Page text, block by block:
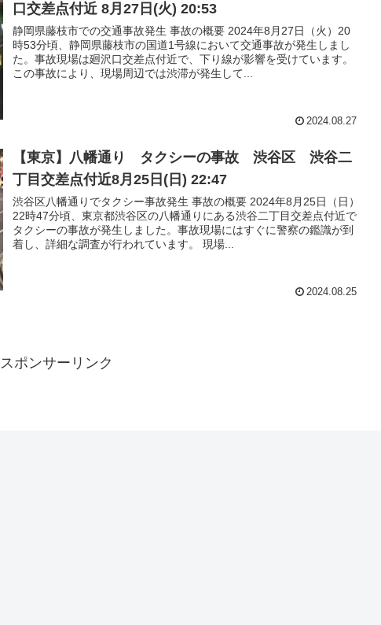
口交差点付近 8月27日(火) 20:53
静岡県藤枝市での交通事故発生 事故の概要 2024年8月27日（火）20
時53分頃、静岡県藤枝市の国道1号線において交通事故が発生しまし
た。事故現場は廻沢口交差点付近で、下り線が影響を受けています。
この事故により、現場周辺では渋滞が発生して...
2024.08.27
【東京】八幡通り タクシーの事故 渋谷区 渋谷二
丁目交差点付近8月25日(日) 22:47
渋谷区八幡通りでタクシー事故発生 事故の概要 2024年8月25日（日）
22時47分頃、東京都渋谷区の八幡通りにある渋谷二丁目交差点付近で
タクシーの事故が発生しました。事故現場にはすぐに警察の鑑識が到
着し、詳細な調査が行われています。 現場...
2024.08.25
スポンサーリンク